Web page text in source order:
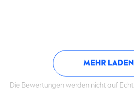
MEHR LADEN
Die Bewertungen werden nicht auf